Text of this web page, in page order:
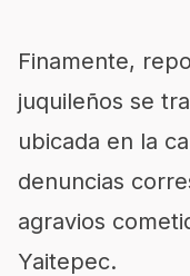
Finamente,
juquileños se
ubicada en la
denuncias
agravios
Yaitepec.